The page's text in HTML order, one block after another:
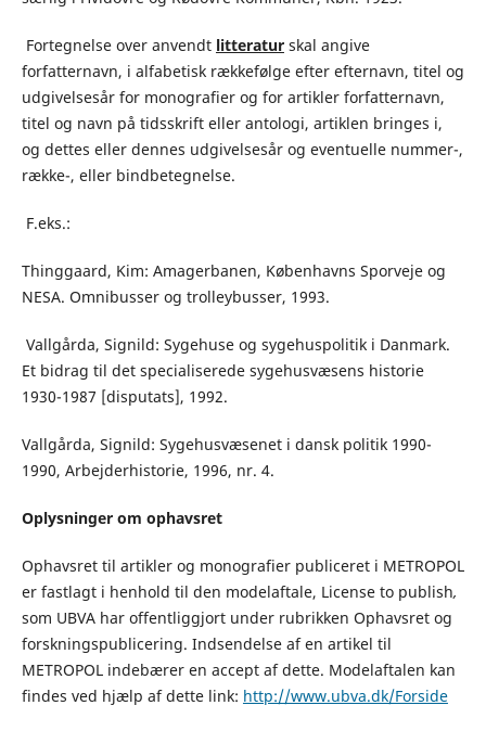
Fortegnelse over anvendt litteraturskal angive
forfatternavn, i alfabetisk rækkefølge efter efternavn, titel og
udgivelsesår for monografier og for artikler forfatternavn,
titel og navn på tidsskrift eller antologi, artiklen bringes i,
og dettes eller dennes udgivelsesår og eventuelle nummer-,
række-, eller bindbetegnelse.
F.eks.:
Thinggaard, Kim: Amagerbanen, Københavns Sporveje og
NESA. Omnibusser og trolleybusser, 1993.
Vallgårda, Signild: Sygehuse og sygehuspolitik i Danmark.
Et bidrag til det specialiserede sygehusvæsens historie
1930-1987 [disputats], 1992.
Vallgårda, Signild: Sygehusvæsenet i dansk politik 1990-
1990, Arbejderhistorie, 1996, nr. 4.
Oplysninger om ophavsret
Ophavsret til artikler og monografier publiceret i METROPOL
er fastlagt i henhold til den modelaftale, License to publish,
som UBVA har offentliggjort under rubrikken Ophavsret og
forskningspublicering. Indsendelse af en artikel til
METROPOL indebærer en accept af dette. Modelaftalen kan
findes ved hjælp af dette link: http://www.ubva.dk/Forside